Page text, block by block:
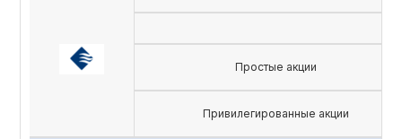
Простые акции
Привилегированные акции